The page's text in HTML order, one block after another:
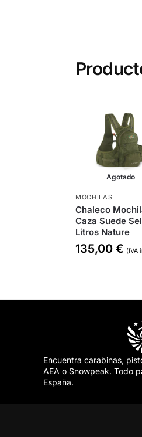
Agotado
MOCHILAS
Chaleco
Caza Suede
Litros Nature
135,00 € (IVA
Encuentra carabinas,
AEA o Snowpeak. Todo
España.